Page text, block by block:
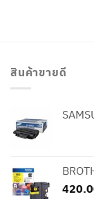
สินค้าขายดี